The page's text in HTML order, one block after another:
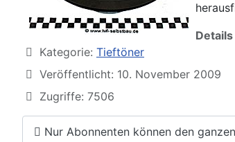
Details
Kategorie: Tieftöner
Veröffentlicht: 10. November 2009
Zugriffe: 7506
Nur Abonnenten können den